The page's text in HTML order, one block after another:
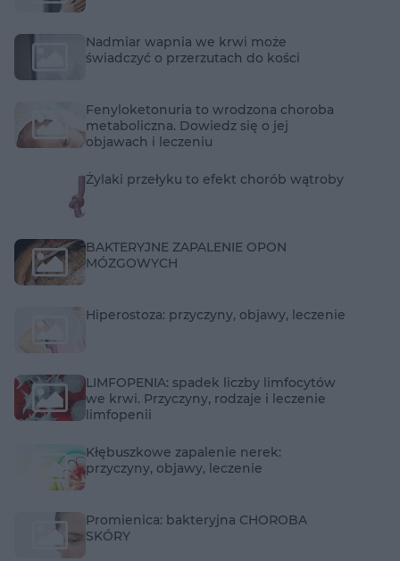
Nadmiar wapnia we krwi może
świadczyć o przerzutach do kości
Fenyloketonuria to wrodzona choroba
metaboliczna. Dowiedz się o jej
objawach i leczeniu
Żylaki przełyku to efekt chorób wątroby
BAKTERYJNE ZAPALENIE OPON
MÓZGOWYCH
Hiperostoza: przyczyny, objawy, leczenie
LIMFOPENIA: spadek liczby limfocytów
we krwi. Przyczyny, rodzaje i leczenie
limfopenii
Kłębuszkowe zapalenie nerek:
przyczyny, objawy, leczenie
Promienica: bakteryjna CHOROBA
SKÓRY